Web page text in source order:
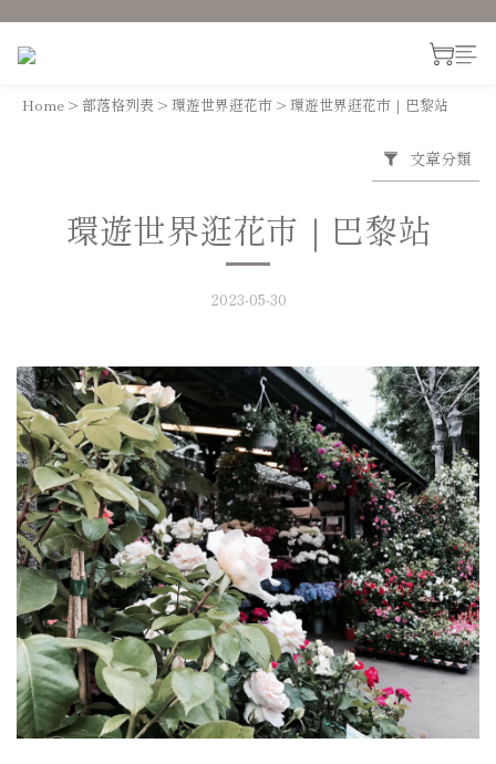
Home > 部落格列表 > 環遊世界逛花市 > 環遊世界逛花市｜巴黎站
文章分類
環遊世界逛花市｜巴黎站
2023-05-30